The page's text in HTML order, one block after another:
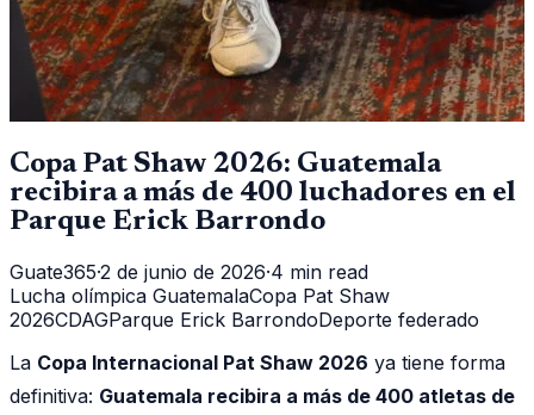
Copa Pat Shaw 2026: Guatemala
recibira a más de 400 luchadores en el
Parque Erick Barrondo
Guate365·2 de junio de 2026·4 min read
Lucha olímpica GuatemalaCopa Pat Shaw
2026CDAGParque Erick BarrondoDeporte federado
La Copa Internacional Pat Shaw 2026 ya tiene forma
definitiva: Guatemala recibira a más de 400 atletas de